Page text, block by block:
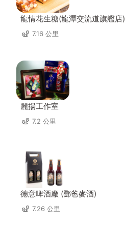
龍情花生糖(龍潭交流道旗艦店)
7.16 公里
麗揚工作室
7.2 公里
德意啤酒廠 (鄧爸麥酒)
7.26 公里